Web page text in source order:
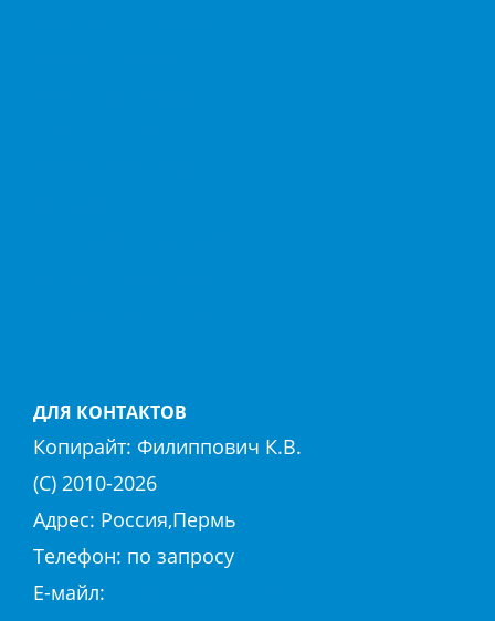
ДЛЯ КОНТАКТОВ
Копирайт: Филиппович К.В.
(С) 2010-2026
Адрес: Россия,Пермь
Телефон: по запросу
E-майл: